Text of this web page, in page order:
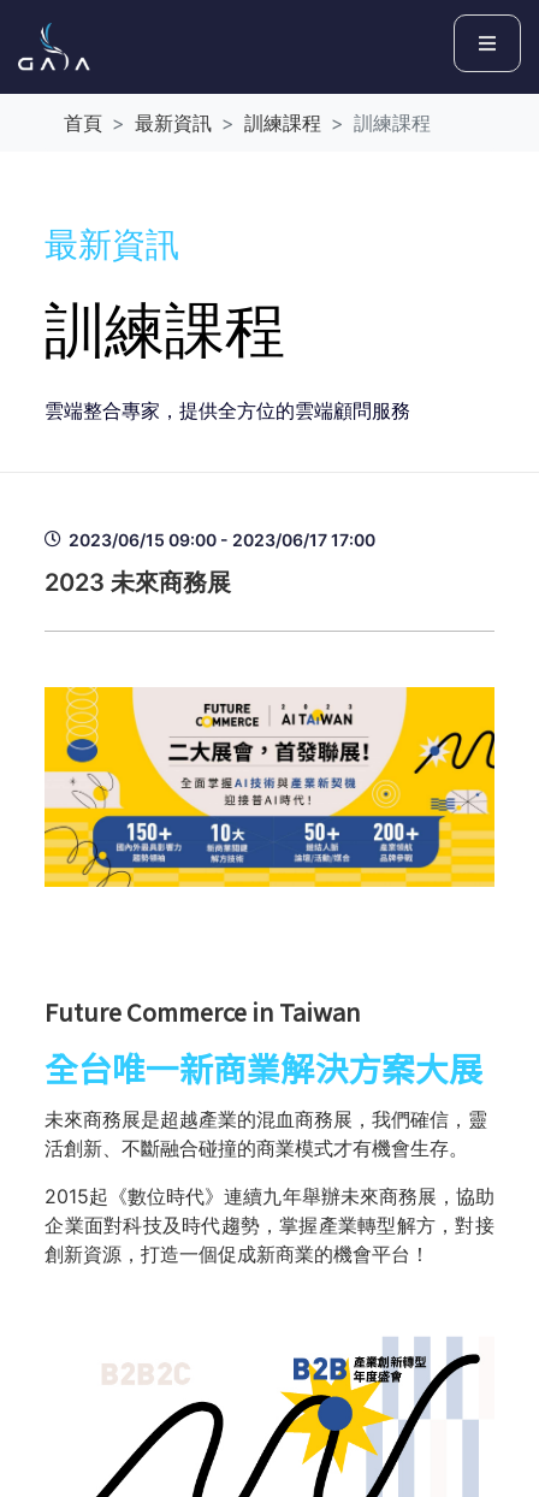
首頁 最新資訊 訓練課程 訓練課程
最新資訊
訓練課程
雲端整合專家，提供全方位的雲端顧問服務
2023/06/15 09:00 - 2023/06/17 17:00
2023 未來商務展
Future Commerce in Taiwan
全台唯一新商業解決方案大展
未來商務展是超越產業的混血商務展，我們確信，靈
活創新、不斷融合碰撞的商業模式才有機會生存。
2015起《數位時代》連續九年舉辦未來商務展，協助
企業面對科技及時代趨勢，掌握產業轉型解方，對接
創新資源，打造一個促成新商業的機會平台！